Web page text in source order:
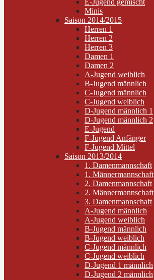
E-Jugend gemischt
Minis
Saison 2014/2015
Herren 1
Herren 2
Herren 3
Damen 1
Damen 2
A-Jugend weiblich
B-Jugend männlich
C-Jugend männlich
C-Jugend weiblich
D-Jugend männlich 1
D-Jugend männlich 2
E-Jugend
F-Jugend Anfänger
F-Jugend Mittel
Saison 2013/2014
1. Damenmannschaft
1. Männermannschaft
2. Damenmannschaft
2. Männermannschaft
3. Damenmannschaft
A-Jugend männlich
A-Jugend weiblich
B-Jugend männlich
B-Jugend weiblich
C-Jugend männlich
C-Jugend weiblich
D-Jugend 1 männlich
D-Jugend 2 männlich